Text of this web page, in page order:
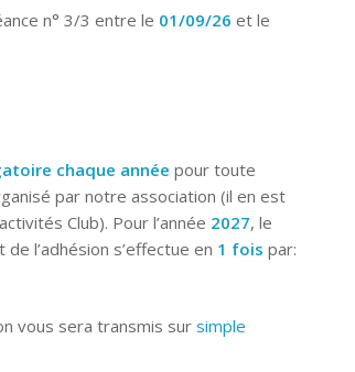
n° 3/3 entre le 01/09/26 et le
chaque année pour toute
par notre association (il en est
Club). Pour l’année 2027, le
de l’adhésion s’effectue en 1 fois par:
vous sera transmis sursimple